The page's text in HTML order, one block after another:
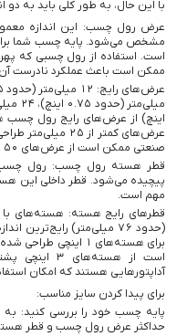
با این حال، به طور کلی باید به
مشخص می‌شود. پایه چسب شما
است. استفاده از رول چسبی که
ممکن است باعث عملکرد نادرست
اینچ) از عرض‌های رایج رول چسب
عرض‌های کمتر از
صنعتی ممکن است از عرض‌های 50 میلی‌متر یا بیشتر نیز پشتیبانی کنند.
قطر هسته رول چسب: رول چسب
پیچیده می‌شود. قطر داخلی این
مهم است.
(حدود 76 میلی‌متر)
برای هسته‌های 1
است از
آداپتورهایی هستند که امکان
برای پیدا کردن سایز مناسب:
پایه چسب خود را بررسی کنید: به
حداکثر عرض رول چسب و قطر هسته